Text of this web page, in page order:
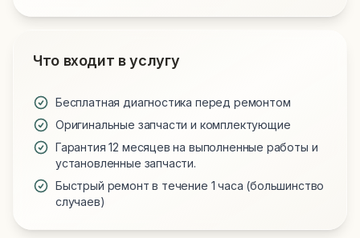
онлайн‑самодиагностику: загрузите системный лог
получите предварительный вывод без визита в
Что входит в услугу
Бесплатная диагностика перед ремонтом
Оригинальные запчасти и комплектующие
Гарантия 12 месяцев на выполненные работы и
установленные запчасти.
Быстрый ремонт в течение 1 часа (большинство
случаев)